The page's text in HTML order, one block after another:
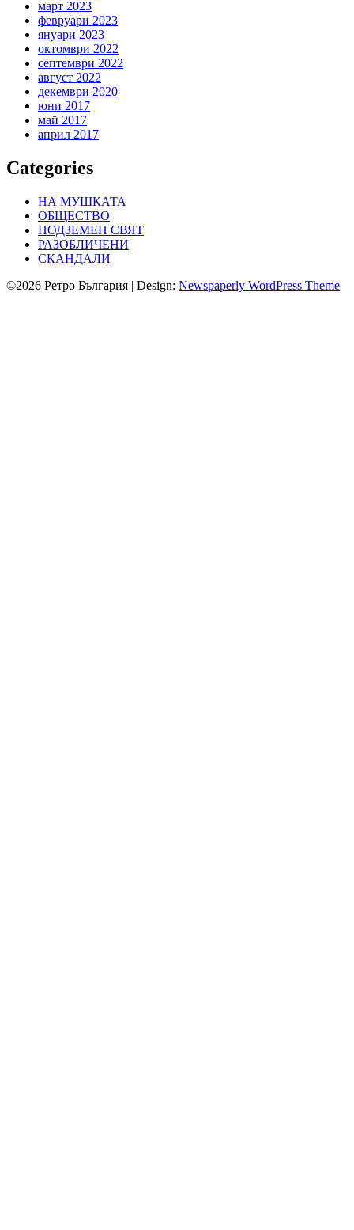
март 2023
февруари 2023
януари 2023
октомври 2022
септември 2022
август 2022
декември 2020
юни 2017
май 2017
април 2017
Categories
НА МУШКАТА
ОБЩЕСТВО
ПОДЗЕМЕН СВЯТ
РАЗОБЛИЧЕНИ
СКАНДАЛИ
©2026 Ретро България | Design: Newspaperly WordPress Theme